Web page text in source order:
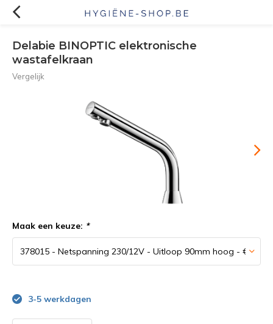
Delabie BINOPTIC elektronische
wastafelkraan
Vergelijk
Maak een keuze: *
3-5 werkdagen